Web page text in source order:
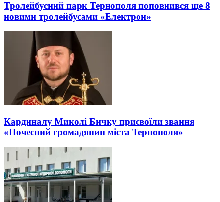
Тролейбусний парк Тернополя поповнився ще 8
новими тролейбусами «Електрон»
Кардиналу Миколі Бичку присвоїли звання
«Почесний громадянин міста Тернополя»